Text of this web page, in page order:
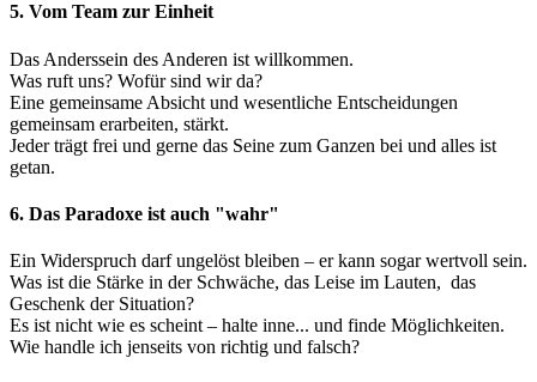
5. Vom Team zur Einheit
Das Anderssein des Anderen ist willkommen.
Was ruft uns? Wofür sind wir da?
Eine gemeinsame Absicht und wesentliche Entscheidungen
gemeinsam erarbeiten, stärkt.
Jeder trägt frei und gerne das Seine zum Ganzen bei und alles ist
getan.
6. Das Paradoxe ist auch "wahr"
Ein Widerspruch darf ungelöst bleiben – er kann sogar wertvoll sein.
Was ist die Stärke in der Schwäche, das Leise im Lauten, das
Geschenk der Situation?
Es ist nicht wie es scheint – halte inne... und finde Möglichkeiten.
Wie handle ich jenseits von richtig und falsch?